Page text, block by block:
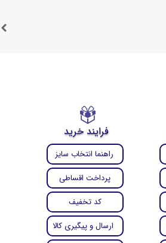
فرایند خرید
راهنما انتخاب سایز
پرداخت اقساطی
کد تخفیف
ارسال و پیگیری کالا